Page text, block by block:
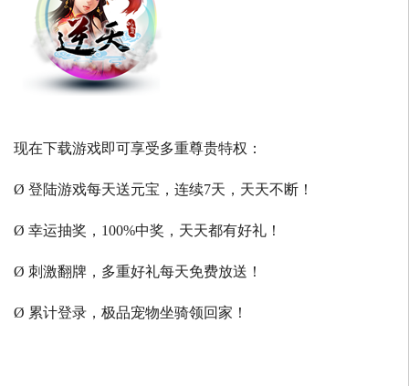
现在下载游戏即可享受多重尊贵特权：
Ø 登陆游戏每天送元宝，连续7天，天天不断！
Ø 幸运抽奖，100%中奖，天天都有好礼！
Ø 刺激翻牌，多重好礼每天免费放送！
Ø 累计登录，极品宠物坐骑领回家！